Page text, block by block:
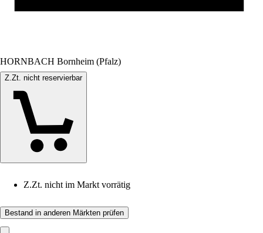
HORNBACH Bornheim (Pfalz)
Z.Zt. nicht reservierbar
Z.Zt. nicht im Markt vorrätig
Bestand in anderen Märkten prüfen